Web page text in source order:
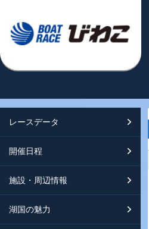
レースデータ
開催日程
施設・周辺情報
湖国の魅力